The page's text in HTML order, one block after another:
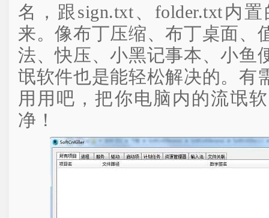
名，跟sign.txt、folder.txt内
来。像布丁压缩、布丁桌面、
法、快压、小黑记事本、小鱼
氓软件也是能轻松解决的。有
用用吧，把你电脑内的流氓
净！